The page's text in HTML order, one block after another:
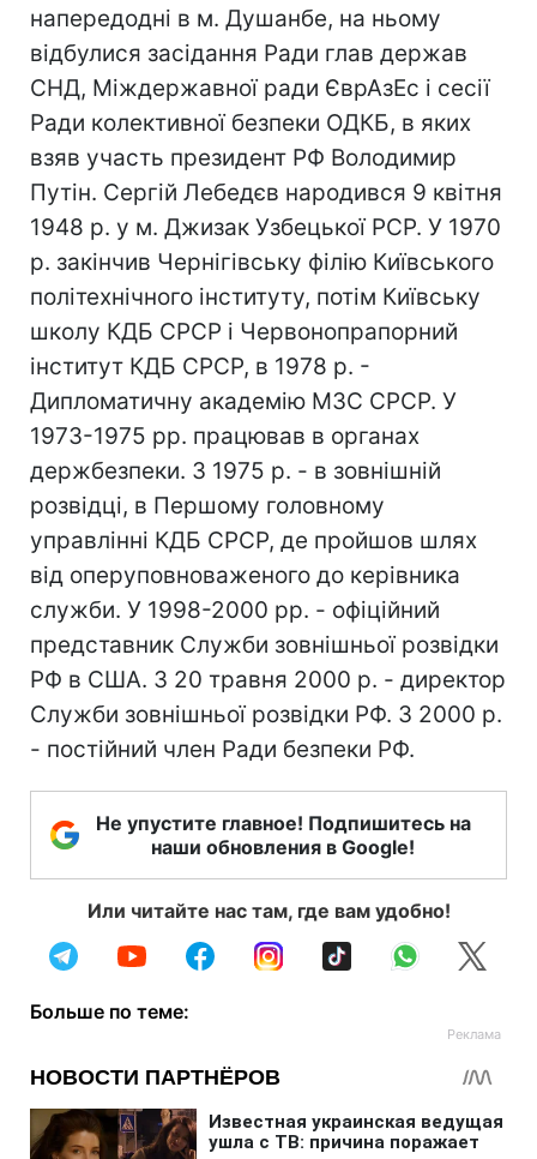
напередодні в м. Душанбе, на ньому
відбулися засідання Ради глав держав
СНД, Міждержавної ради ЄврАзЕс і сесії
Ради колективної безпеки ОДКБ, в яких
взяв участь президент РФ Володимир
Путін. Сергій Лебедєв народився 9 квітня
1948 р. у м. Джизак Узбецької РСР. У 1970
р. закінчив Чернігівську філію Київського
політехнічного інституту, потім Київську
школу КДБ СРСР і Червонопрапорний
інститут КДБ СРСР, в 1978 р. -
Дипломатичну академію МЗС СРСР. У
1973-1975 рр. працював в органах
держбезпеки. З 1975 р. - в зовнішній
розвідці, в Першому головному
управлінні КДБ СРСР, де пройшов шлях
від оперуповноваженого до керівника
служби. У 1998-2000 рр. - офіційний
представник Служби зовнішньої розвідки
РФ в США. З 20 травня 2000 р. - директор
Служби зовнішньої розвідки РФ. З 2000 р.
- постійний член Ради безпеки РФ.
Не упустите главное! Подпишитесь на
наши обновления в Google!
Или читайте нас там, где вам удобно!
Больше по теме: